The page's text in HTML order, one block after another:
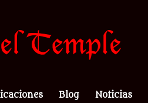
Blog Noticias